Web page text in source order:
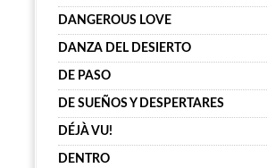
DANGEROUS LOVE
DANZA DEL DESIERTO
DE PASO
DE SUEÑOS Y DESPERTARES
DÉJÀ VU!
DENTRO